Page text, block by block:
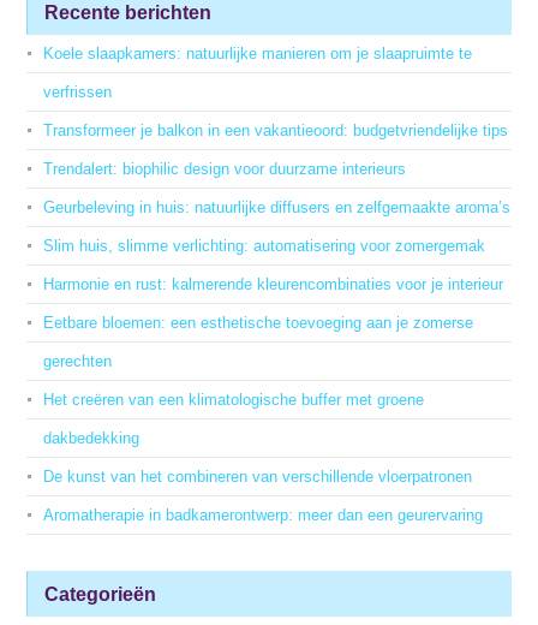
Recente berichten
Koele slaapkamers: natuurlijke manieren om je slaapruimte te
verfrissen
Transformeer je balkon in een vakantieoord: budgetvriendelijke tips
Trendalert: biophilic design voor duurzame interieurs
Geurbeleving in huis: natuurlijke diffusers en zelfgemaakte aroma’s
Slim huis, slimme verlichting: automatisering voor zomergemak
Harmonie en rust: kalmerende kleurencombinaties voor je interieur
Eetbare bloemen: een esthetische toevoeging aan je zomerse
gerechten
Het creëren van een klimatologische buffer met groene
dakbedekking
De kunst van het combineren van verschillende vloerpatronen
Aromatherapie in badkamerontwerp: meer dan een geurervaring
Categorieën